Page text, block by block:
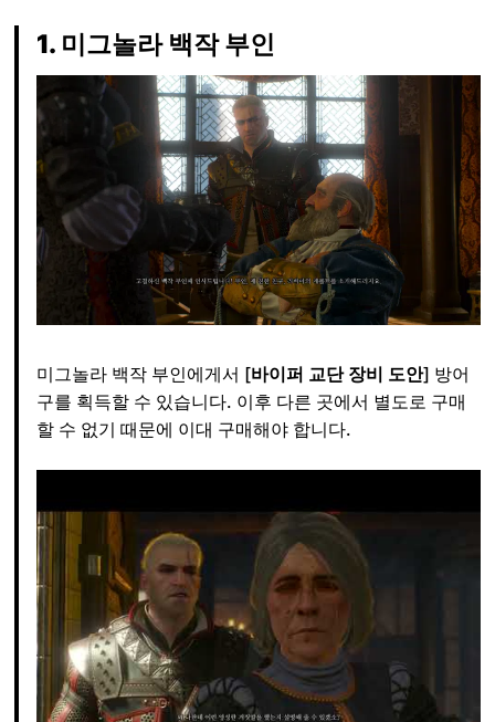
1. 미그놀라 백작 부인
미그놀라 백작 부인에게서 [바이퍼 교단 장비 도안] 방어
구를 획득할 수 있습니다. 이후 다른 곳에서 별도로 구매
할 수 없기 때문에 이대 구매해야 합니다.